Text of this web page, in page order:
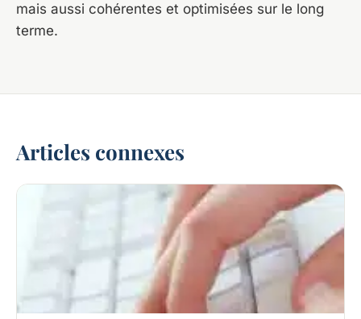
mais aussi cohérentes et optimisées sur le long
terme.
Articles connexes